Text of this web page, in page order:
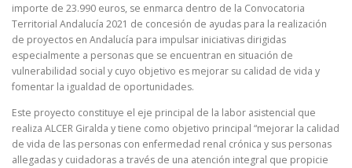
importe de 23.990 euros, se enmarca dentro de la Convocatoria
Territorial Andalucía 2021 de concesión de ayudas para la realización
de proyectos en Andalucía para impulsar iniciativas dirigidas
especialmente a personas que se encuentran en situación de
vulnerabilidad social y cuyo objetivo es mejorar su calidad de vida y
fomentar la igualdad de oportunidades.
Este proyecto constituye el eje principal de la labor asistencial que
realiza ALCER Giralda y tiene como objetivo principal “mejorar la calidad
de vida de las personas con enfermedad renal crónica y sus personas
allegadas y cuidadoras a través de una atención integral que propicie